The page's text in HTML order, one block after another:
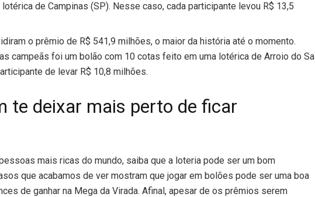
de Campinas (SP). Nesse caso, cada participante levou R$ 13,5
o prêmio de R$ 541,9 milhões, o maior da história até o momento.
campeãs foi um bolão com 10 cotas feito em uma lotérica de Arroio do Sal
de levar R$ 10,8 milhões.
te deixar mais perto de ficar
mais ricas do mundo, saiba que a loteria pode ser um bom
que acabamos de ver mostram que jogar em bolões pode ser uma boa
de ganhar na Mega da Virada. Afinal, apesar de os prêmios serem